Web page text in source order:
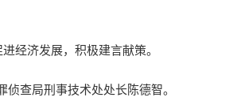
经济发展，积极建言献策。
查局刑事技术处处长陈德智。